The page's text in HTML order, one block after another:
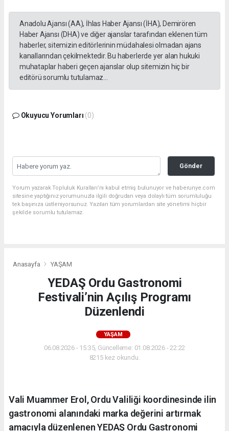
Anadolu Ajansı (AA), İhlas Haber Ajansı (İHA), Demirören
Haber Ajansı (DHA) ve diğer ajanslar tarafından eklenen tüm
haberler, sitemizin editörlerinin müdahalesi olmadan ajans
kanallarından çekilmektedir. Bu haberlerde yer alan hukuki
muhataplar haberi geçen ajanslar olup sitemizin hiç bir
editörü sorumlu tutulamaz...
Okuyucu Yorumları (0)
Gönder
Yorum yazarak Topluluk Kuralları’nı kabul etmiş bulunuyor ve haberunye.com
sitesine yaptığınız yorumunuzla ilgili doğrudan veya dolaylı tüm sorumluluğu
tek başınıza üstleniyorsunuz. Yazılan tüm yorumlardan site yönetimi hiçbir
şekilde sorumlu tutulamaz.
Anasayfa YAŞAM
YEDAŞ Ordu Gastronomi
Festivali’nin Açılış Programı
Düzenlendi
YAŞAM
06.08.2026 - 15:35, Güncelleme: 01.08.2026 - 22:22
8215 kez okundu.
Vali Muammer Erol, Ordu Valiliği koordinesinde ilin
gastronomi alanındaki marka değerini artırmak
amacıyla düzenlenen YEDAŞ Ordu Gastronomi